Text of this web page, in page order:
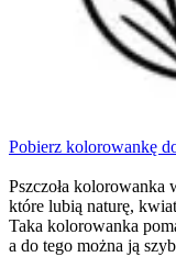
Pobierz kolorowankę
Pszczoła kolorowanka
które lubią naturę,
Taka kolorowanka
a do tego można ją